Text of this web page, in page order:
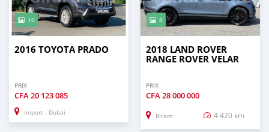
10
2016 TOYOTA PRADO
PRIX
CFA20 123 085
Import - Dubai
8
2018 LAND ROVER
RANGE ROVER VELAR
PRIX
CFA28 000 000
Bitam 4 420 km